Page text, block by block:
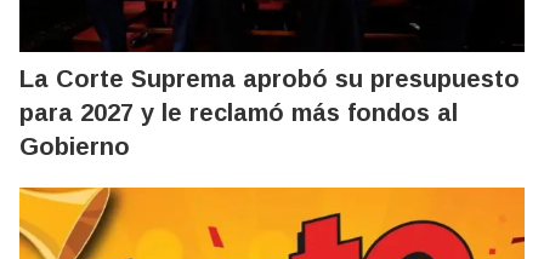
La Corte Suprema aprobó su presupuesto
para 2027 y le reclamó más fondos al
Gobierno